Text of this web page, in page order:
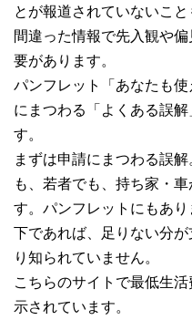
とが報道されていないこと
間違った情報で先入観や
要があります。
パンフレット「あなたも
にまつわる「よくある誤
す。
まずは申請にまつわる誤
も、若者でも、持ち家・
す。パンフレットにもあ
下であれば、足りない分
り知られていません。
こちらのサイトで最低生
示されています。